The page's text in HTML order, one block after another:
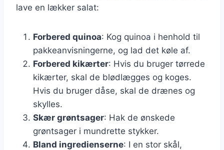
lave en lækker salat:
Forbered quinoa: Kog quinoa i henhold til
pakkeanvisningerne, og lad det køle af.
Forbered kikærter: Hvis du bruger tørrede
kikærter, skal de blødlægges og koges.
Hvis du bruger dåse, skal de drænes og
skylles.
Skær grøntsager: Hak de ønskede
grøntsager i mundrette stykker.
Bland ingredienserne: I en stor skål,